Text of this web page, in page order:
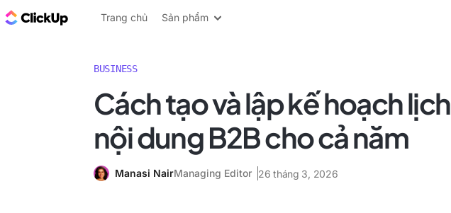
ClickUp Blog
Trang chủ Sản phẩm
BUSINESS
Cách tạo và lập kế hoạch lịch
nội dung B2B cho cả năm
Manasi NairManaging Editor 26 tháng 3, 2026